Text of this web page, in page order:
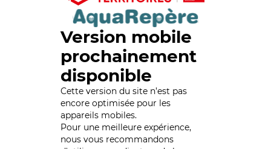
Version mobile
prochainement
disponible
Cette version du site n’est pas
encore optimisée pour les
appareils mobiles.
Pour une meilleure expérience,
nous vous recommandons